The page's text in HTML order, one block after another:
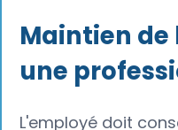
Maintien
une
L'employé doit